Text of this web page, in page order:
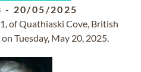
- 20/05/2025
of Quathiaski Cove, British
Tuesday, May 20, 2025.